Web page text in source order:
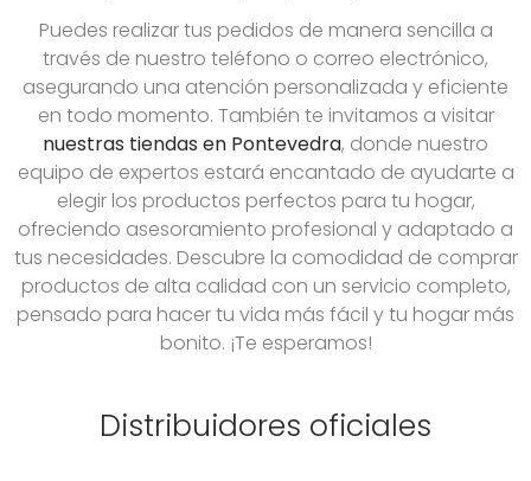
Puedes realizar tus pedidos de manera sencilla a
través de nuestro teléfono o correo electrónico,
asegurando una atención personalizada y eficiente
en todo momento. También te invitamos a visitar
nuestras tiendas en Pontevedra, donde nuestro
equipo de expertos estará encantado de ayudarte a
elegir los productos perfectos para tu hogar,
ofreciendo asesoramiento profesional y adaptado a
tus necesidades. Descubre la comodidad de comprar
productos de alta calidad con un servicio completo,
pensado para hacer tu vida más fácil y tu hogar más
bonito. ¡Te esperamos!
Distribuidores oficiales